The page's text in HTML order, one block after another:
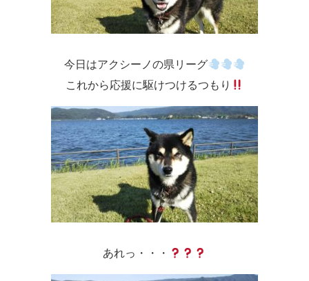
今日はアクシーノの県リーグ
これから応援に駆けつけるつもり
あれっ・・・